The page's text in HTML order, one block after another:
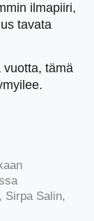
ilmapiiri,
tavata
tämä
Sirpa Salin,